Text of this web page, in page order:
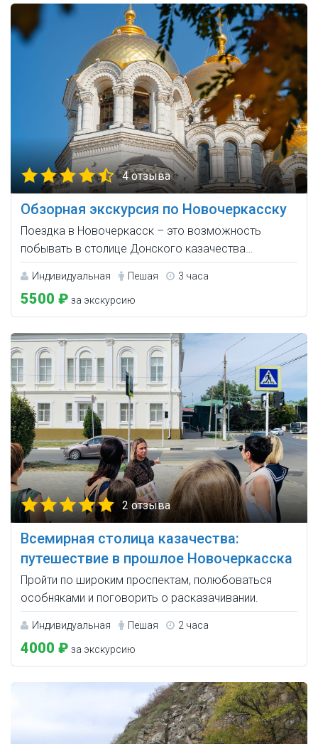
4 отзыва
Обзорная экскурсия по Новочеркасску
Поездка в Новочеркасск – это возможность
побывать в столице Донского казачества…
Индивидуальная Пешая 3 часа
5500 ₽ за экскурсию
2 отзыва
Всемирная столица казачества:
путешествие в прошлое Новочеркасска
Пройти по широким проспектам, полюбоваться
особняками и поговорить о расказачивании.
Индивидуальная Пешая 2 часа
4000 ₽ за экскурсию